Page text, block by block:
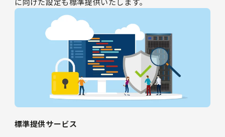
標準提供サービス